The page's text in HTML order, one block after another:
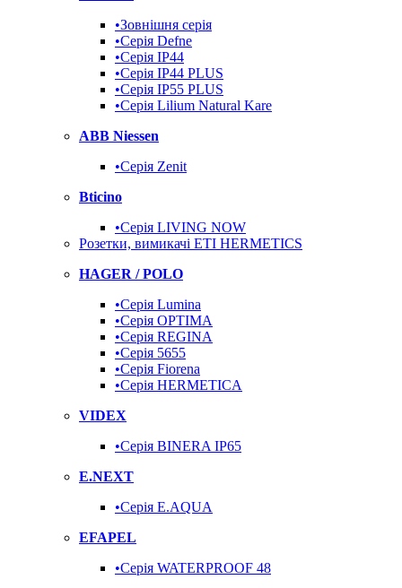
•Зовнішня серія
•Серія Defne
•Серія IP44
•Серія IP44 PLUS
•Серія IP55 PLUS
•Серія Lilium Natural Kare
ABB Niessen
•Серія Zenit
Bticino
•Серія LIVING NOW
Розетки, вимикачі ETI HERMETICS
HAGER / POLO
•Серія Lumina
•Серія OPTIMA
•Серія REGINA
•Серія 5655
•Серія Fiorena
•Серія HERMETICA
VIDEX
•Серія BINERA IP65
E.NEXT
•Серія E.AQUA
EFAPEL
•Серія WATERPROOF 48